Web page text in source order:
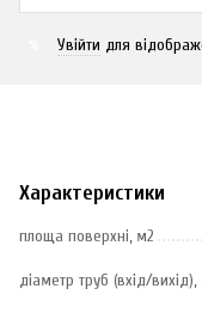
Увійти для
Характеристики
площа поверхні, м2
діаметр труб (вхід/